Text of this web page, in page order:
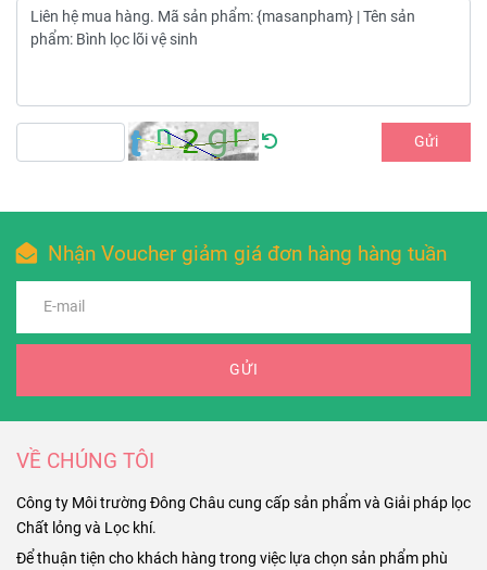
Gửi
Nhận Voucher giảm giá đơn hàng hàng tuần
GỬI
VỀ CHÚNG TÔI
Công ty Môi trường Đông Châu cung cấp sản phẩm và Giải pháp lọc
Chất lỏng và Lọc khí.
Để thuận tiện cho khách hàng trong việc lựa chọn sản phẩm phù